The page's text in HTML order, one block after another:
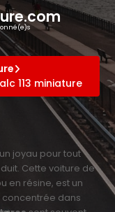
113 miniature
joyau pour tout
Cette voiture de
en résine, est un
dans